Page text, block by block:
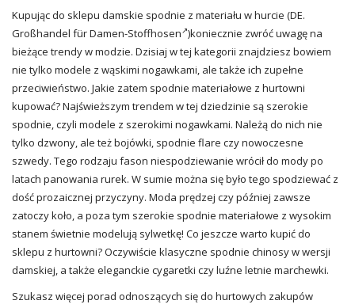
Kupując do sklepu damskie spodnie z materiału w hurcie (DE.
Großhandel für Damen-Stoffhosen )koniecznie zwróć uwagę na
bieżące trendyw modzie. Dzisiaj w tej kategorii znajdziesz bowiem
nie tylko modele z wąskimi nogawkami, ale także ich zupełne
przeciwieństwo. Jakie zatem spodnie materiałowe z hurtowni
kupować? Najświeższym trendem w tej dziedzinie są szerokie
spodnie, czyli modele z szerokimi nogawkami. Należą do nich nie
tylko dzwony, ale też bojówki, spodnie flare czy nowoczesne
szwedy. Tego rodzaju fason niespodziewanie wrócił do mody po
latach panowania rurek. W sumie można się było tego spodziewać z
dość prozaicznej przyczyny. Moda prędzej czy później zawsze
zatoczy koło, a poza tym szerokie spodnie materiałowe z wysokim
stanem świetnie modelują sylwetkę! Co jeszcze warto kupić do
sklepu z hurtowni? Oczywiście klasyczne spodnie chinosy w wersji
damskiej, a także eleganckie cygaretki czy luźne letnie marchewki.
Szukasz więcej porad odnoszących się do hurtowych zakupów